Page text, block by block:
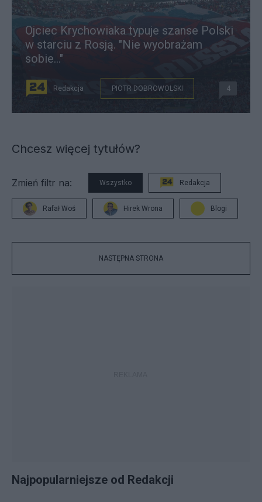
Ojciec Krychowiaka typuje szanse Polski
w starciu z Rosją. "Nie wyobrażam
sobie..."
Redakcja PIOTR DOBROWOLSKI 4
Chcesz więcej tytułów?
Zmień filtr na: Wszystko Redakcja
Rafał Woś Hirek Wrona Blogi
NASTĘPNA STRONA
Najpopularniejsze od Redakcji